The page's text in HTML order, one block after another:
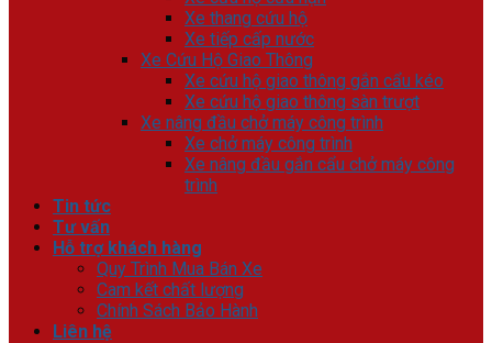
Xe thang cứu hộ
Xe tiếp cấp nước
Xe Cứu Hộ Giao Thông
Xe cứu hộ giao thông gắn cẩu kéo
Xe cứu hộ giao thông sàn trượt
Xe nâng đầu chở máy công trình
Xe chở máy công trình
Xe nâng đầu gắn cẩu chở máy công
trình
Tin tức
Tư vấn
Hỗ trợ khách hàng
Quy Trình Mua Bán Xe
Cam kết chất lượng
Chính Sách Bảo Hành
Liên hệ